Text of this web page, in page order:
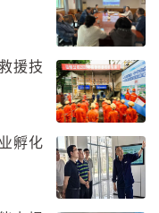
援技
孵化